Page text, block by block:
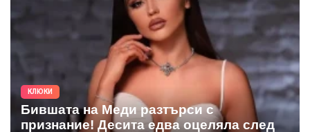
КЛЮКИ
Бившата на Меди разтърси с
признание! Десита едва оцеляла след